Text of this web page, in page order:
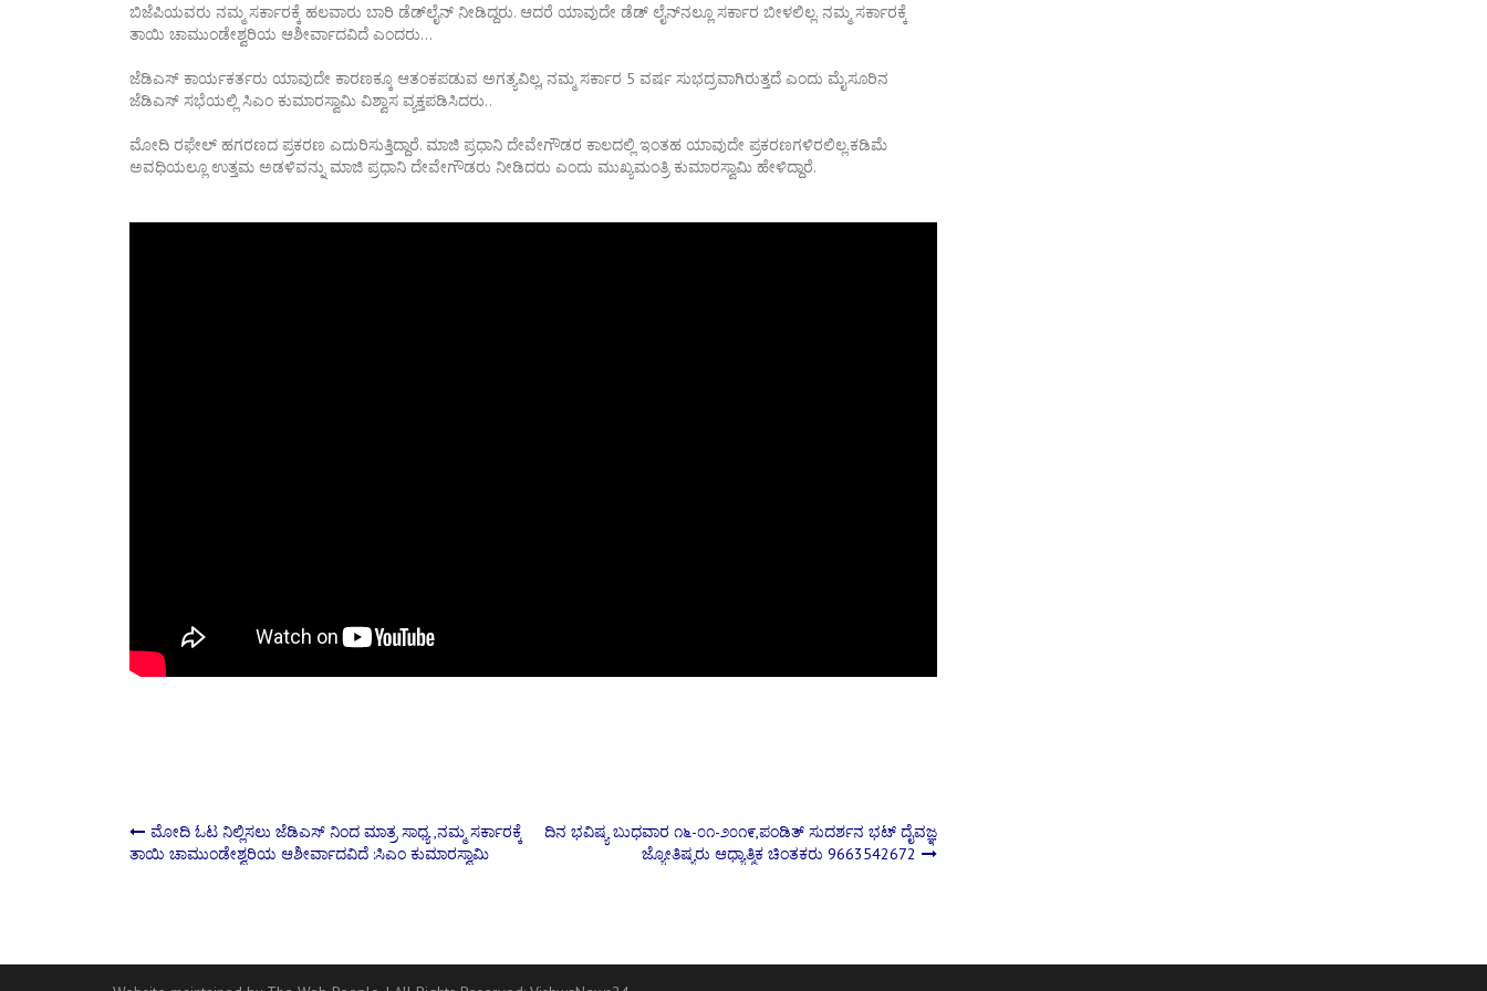
ಬಿಜೆಪಿಯವರು ನಮ್ಮ ಸರ್ಕಾರಕ್ಕೆ ಹಲವಾರು ಬಾರಿ ಡೆಡ್‌ಲೈನ್ ನೀಡಿದ್ದರು. ಆದರೆ ಯಾವುದೇ ಡೆಡ್ ಲೈನ್‌ನಲ್ಲೂ ಸರ್ಕಾರ ಬೀಳಲಿಲ್ಲ. ನಮ್ಮ ಸರ್ಕಾರಕ್ಕೆ
ತಾಯಿ ಚಾಮುಂಡೇಶ್ವರಿಯ ಆಶೀರ್ವಾದವಿದೆ ಎಂದರು…
ಜೆಡಿಎಸ್ ಕಾರ್ಯಕರ್ತರು ಯಾವುದೇ ಕಾರಣಕ್ಕೂ ಆತಂಕಪಡುವ ಅಗತ್ಯವಿಲ್ಲ, ನಮ್ಮ ಸರ್ಕಾರ 5 ವರ್ಷ ಸುಭದ್ರವಾಗಿರುತ್ತದೆ ಎಂದು ಮೈಸೂರಿನ
ಜೆಡಿಎಸ್ ಸಭೆಯಲ್ಲಿ ಸಿಎಂ ಕುಮಾರಸ್ವಾಮಿ ವಿಶ್ವಾಸ ವ್ಯಕ್ತಪಡಿಸಿದರು..
ಮೋದಿ ರಫೇಲ್ ಹಗರಣದ ಪ್ರಕರಣ ಎದುರಿಸುತ್ತಿದ್ದಾರೆ. ಮಾಜಿ ಪ್ರಧಾನಿ ದೇವೇಗೌಡರ ಕಾಲದಲ್ಲಿ ಇಂತಹ ಯಾವುದೇ ಪ್ರಕರಣಗಳಿರಲಿಲ್ಲ.ಕಡಿಮೆ
ಅವಧಿಯಲ್ಲೂ ಉತ್ತಮ ಅಡಳಿವನ್ನು ಮಾಜಿ ಪ್ರಧಾನಿ ದೇವೇಗೌಡರು ನೀಡಿದರು ಎಂದು ಮುಖ್ಯಮಂತ್ರಿ ಕುಮಾರಸ್ವಾಮಿ ಹೇಳಿದ್ದಾರೆ.
Post
ಮೋದಿ ಓಟ ನಿಲ್ಲಿಸಲು ಜೆಡಿಎಸ್ ನಿಂದ ಮಾತ್ರ ಸಾಧ್ಯ ,ನಮ್ಮ ಸರ್ಕಾರಕ್ಕೆ
ತಾಯಿ ಚಾಮುಂಡೇಶ್ವರಿಯ ಆಶೀರ್ವಾದವಿದೆ :ಸಿಎಂ ಕುಮಾರಸ್ವಾಮಿ
ದಿನ ಭವಿ‍ಷ್ಯ ಬುಧವಾರ ೧೬-೦೧-೨೦೧೯,ಪಂಡಿತ್ ಸುದರ್ಶನ ಭಟ್ ದೈವಜ್ಞ
ಜ್ಯೋತಿಷ್ಯರು ಆಧ್ಯಾತ್ಮಿಕ ಚಿಂತಕರು 9663542672